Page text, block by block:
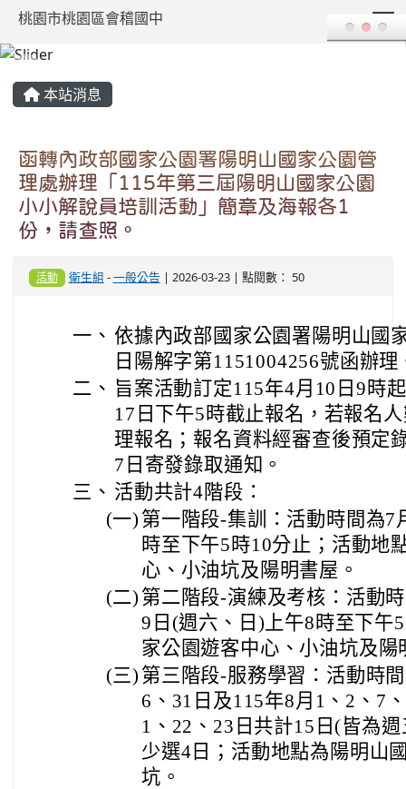
桃園市桃園區會稽國中
本站消息
函轉內政部國家公園署陽明山國家公園管
理處辦理「115年第三屆陽明山國家公園
小小解說員培訓活動」簡章及海報各1
份，請查照。
活動 衛生組 -一般公告 | 2026-03-23 | 點閱數： 50
一、 依據內政部國家公園署陽明山國
日陽解字第1151004256號函辦理
二、 旨案活動訂定115年4月10日9時
17日下午5時截止報名，若報名
理報名；報名資料經審查後預定
7日寄發錄取通知。
三、 活動共計4階段：
(一) 第一階段-集訓：活動時間為7
時至下午5時10分止；活動地
心、小油坑及陽明書屋。
(二) 第二階段-演練及考核：活動
9日(週六、日)上午8時至下午
家公園遊客中心、小油坑及陽
(三) 第三階段-服務學習：活動時
6、31日及115年8月1、2、7
1、22、23日共計15日(皆為
少選4日；活動地點為陽明山
坑。